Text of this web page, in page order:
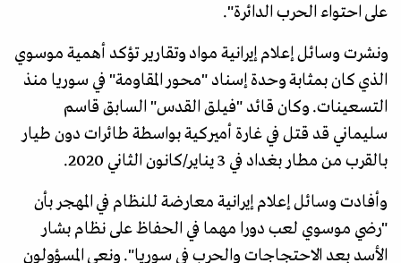
على احتواء الحرب الدائرة".
ونشرت وسائل إعلام إيرانية مواد وتقارير تؤكد أهمية موسوي
الذي كان بمثابة وحدة إسناد "محور المقاومة" في سوريا منذ
التسعينات. وكان قائد "فيلق القدس" السابق قاسم
سليماني قد قتل في غارة أميركية بواسطة طائرات دون طيار
بالقرب من مطار بغداد في 3 يناير/كانون الثاني 2020.
وأفادت وسائل إعلام إيرانية معارضة للنظام في المهجر بأن
"رضي موسوي لعب دورا مهما في الحفاظ على نظام بشار
الأسد بعد الاحتجاجات والحرب في سوريا". ونعى المسؤولون